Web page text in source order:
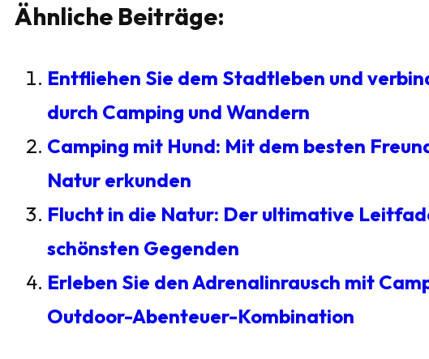
Ähnliche Beiträge:
Entfliehen Sie dem Stadtleben und
durch Camping und Wandern
Camping mit Hund: Mit dem besten
Natur erkunden
Flucht in die Natur: Der ultimative
schönsten Gegenden
Erleben Sie den Adrenalinrausch mit
Outdoor-Abenteuer-Kombination